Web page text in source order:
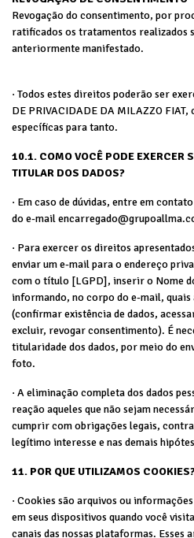
Revogação do consentimento, por
ratificados os tratamentos realizados
anteriormente manifestado.
· Todos estes direitos poderão ser
DE PRIVACIDADE DA MILAZZO
específicas para tanto.
10.1. COMO VOCÊ PODE EXERCER
TITULAR DOS DADOS?
· Em caso de dúvidas, entre em
do e-mail
· Para exercer os direitos
enviar um e-mail para o endereço
com o título [LGPD], inserir o Nome
informando, no corpo do e-mail, quais
(confirmar existência de dados,
excluir, revogar consentimento). É
titularidade dos dados, por meio do
foto.
· A eliminação completa dos dados
reação aqueles que não sejam
cumprir com obrigações legais,
legítimo interesse e nas demais
11. POR QUE UTILIZAMOS
· Cookies são arquivos ou
em seus dispositivos quando você
canais das nossas plataformas. Esses